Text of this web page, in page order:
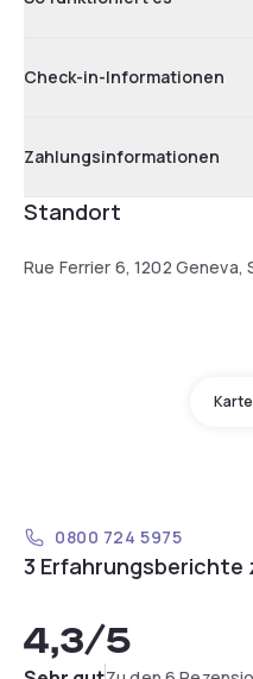
Check-in-Informationen
Zahlungsinformationen
Standort
Rue Ferrier 6, 1202 Geneva,
0800 724 5975
3 Erfahrungsberichte
4,3/5